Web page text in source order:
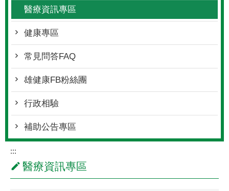
醫療資訊專區
健康專區
常見問答FAQ
雄健康FB粉絲團
行政相驗
補助公告專區
:::
醫療資訊專區